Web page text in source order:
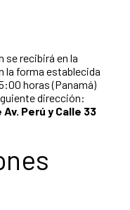
se recibirá en la
la forma establecida
horas (Panamá)
dirección:
Perú y Calle 33